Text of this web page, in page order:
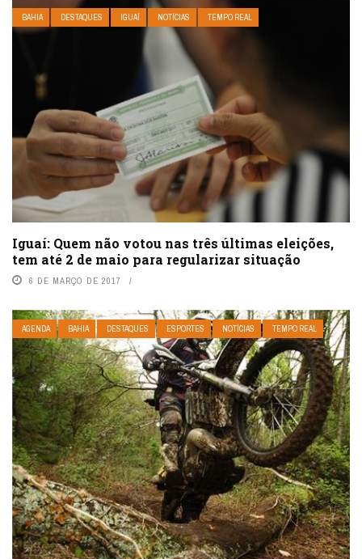
BAHIA DESTAQUES IGUAÍ NOTÍCIAS TEMPO REAL
Iguaí: Quem não votou nas três últimas eleições,
tem até 2 de maio para regularizar situação
6 DE MARÇO DE 2017
AGENDA BAHIA DESTAQUES ESPORTES NOTÍCIAS TEMPO REAL